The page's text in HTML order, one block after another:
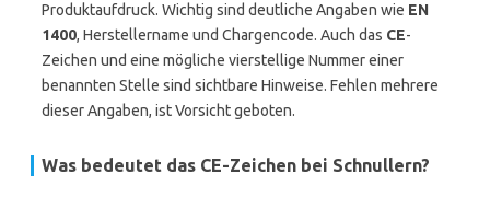
Produktaufdruck. Wichtig sind deutliche Angaben wie EN
1400, Herstellername und Chargencode. Auch das CE-
Zeichen und eine mögliche vierstellige Nummer einer
benannten Stelle sind sichtbare Hinweise. Fehlen mehrere
dieser Angaben, ist Vorsicht geboten.
Was bedeutet das CE-Zeichen bei Schnullern?